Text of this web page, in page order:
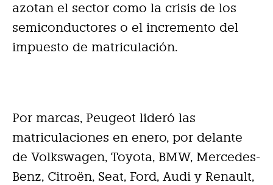
azotan el sector como la crisis de los
semiconductores o el incremento del
impuesto de matriculación.
Por marcas, Peugeot lideró las
matriculaciones en enero, por delante
de Volkswagen, Toyota, BMW, Mercedes-
Benz, Citroën, Seat, Ford, Audi y Renault,